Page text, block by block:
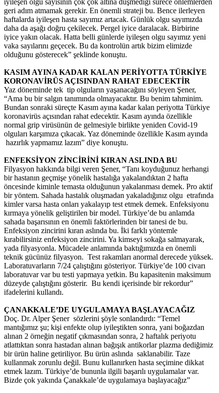
iyileşen olgu sayısının çok çok altına düşmediği sürece önlemlerden
geri adım atmamak gerekir. En önemli strateji bu. Bence ilerleyen
haftalarda iyileşen hasta sayımız artacak. Günlük olgu sayımızda
daha da aşağı doğru çekilecek. Pergel iyice daralacak. Birbirine
iyice yakın olacak. Hatta belli günlerde iyileşen olgu sayımız yeni
vaka sayılarını geçecek. Bu da kontrolün artık bizim elimizde
olduğunu gösterecek” şeklinde konuştu.
KASIM AYINA KADAR KALAN PERİYOTTA TÜRKİYE
KORONAVİRÜS AÇISINDAN RAHAT EDECEKTİR
Yaz döneminde tek tip olguların yaşanacağını söyleyen Şener,
“Ama bu bir salgın tanımında olmayacaktır. Bu benim tahminim.
Bundan sonraki süreçte Kasım ayına kadar kalan periyotta Türkiye
koronavirüs açısından rahat edecektir. Kasım ayında özellikle
normal grip virüsünün de gelmesiyle birlikte yeniden Covid-19
olguları karşımıza çıkacak. Yaz döneminde özellikle Kasım ayında
hazırlık yapmamız lazım” diye konuştu.
ENFEKSİYON ZİNCİRİNİ KIRAN ASLINDA BU
Filyasyon hakkında bilgi veren Şener, “Tanı koyduğunuz herhangi
bir hastanın geçmişe yönelik hastalığa yakalandıktan 2 hafta
öncesinde kiminle temasta olduğunun yakalanması demek. Pro aktif
bir yöntem. Sahada hastalık oluşmadan yakaladığınız olgu etrafında
kimler varsa hasta onları yakalayıp test etmek demek. Enfeksiyonu
kırmaya yönelik geliştirilen bir model. Türkiye’de bu anlamda
sahada başarısının en önemli faktörlerinden bir tanesi de bu.
Enfeksiyon zincirini kıran aslında bu. İki farklı yöntemle
kırabilirsiniz enfeksiyon zincirini. Ya kimseyi sokağa salmayarak,
yada filyasyonla. Mücadele anlamında baktığımızda en önemli
teknik gücünüz filyasyon. Test rakamları anormal derecede yüksek.
Laboratuvarların 7/24 çalıştığını gösteriyor. Türkiye’de 100 civarı
laboratuvar var bu testi yapmaya yetkin. Bu kapasitenin maksimum
düzeyde çalıştığını gösterir. Bu kendi içerisinde bir rekordur”
ifadelerini kullandı.
ÇANAKKALE’DE UYGULAMAYA BAŞLAYACAĞIZ
Doç. Dr. Alper Şener sözlerini şöyle sonlandırdı: “Temel
mantığımız şu; kişi enfekte olup iyileştikten sonra, yani boğazdan
alınan 2 örneğin negatif çıkmasından sonra, 2 haftalık periyotu
atlattıktan sonra hastadan alınan bağışık antikorlar plazma dediğimiz
bir ürün haline getiriliyor. Bu ürün aslında saklanabilir. Taze
kullanmak zorunlu değil. Bunu kullanırken hasta seçimine dikkat
etmek lazım. Türkiye’de bununla ilgili başarılı uygulamalar var.
Bizde çok yakında Çanakkale’de uygulamaya başlayacağız”